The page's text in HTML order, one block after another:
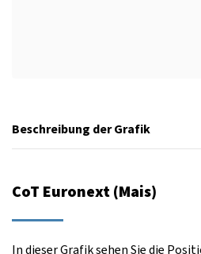
Beschreibung der Grafik
CoT Euronext (Mais)
In dieser Grafik sehen Sie die